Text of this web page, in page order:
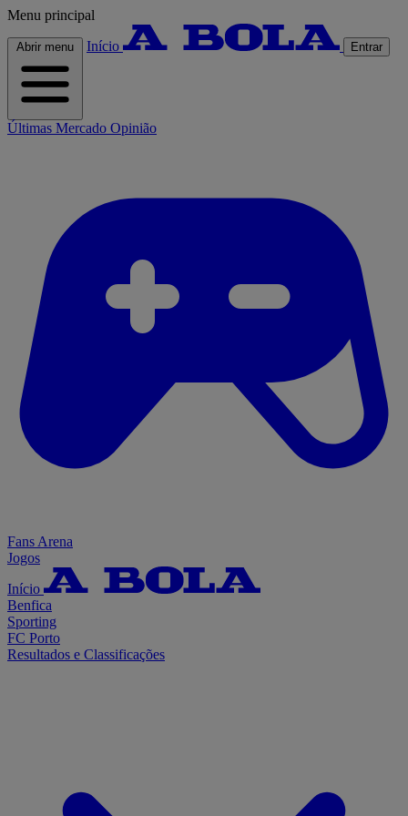
Menu principal
Abrir menu Início Entrar
Últimas Mercado Opinião
Fans Arena
Jogos
Início
Benfica
Sporting
FC Porto
Resultados e Classificações